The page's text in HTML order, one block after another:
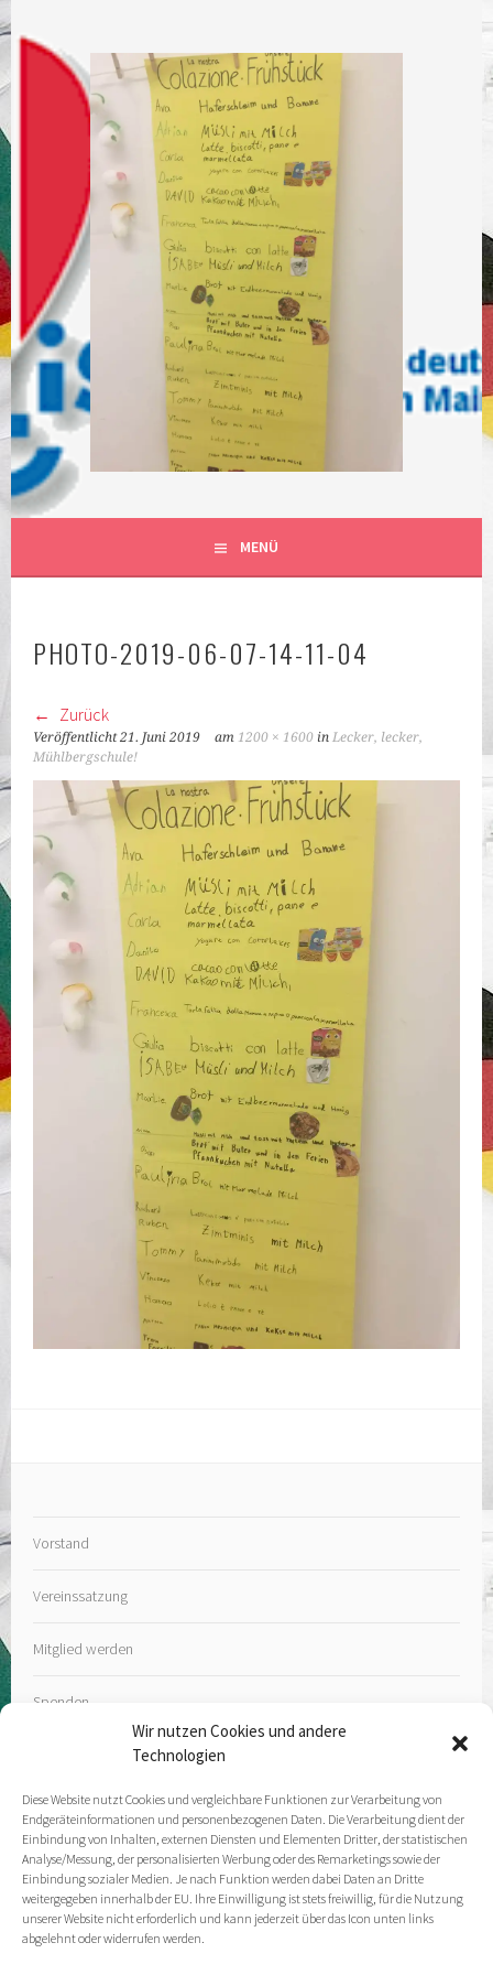
Wir nutzen Cookies und andere
Technologien
Diese Website nutzt Cookies und vergleichbare Funktionen zur Verarbeitung von
Endgeräteinformationen und personenbezogenen Daten. Die Verarbeitung dient der
Einbindung von Inhalten, externen Diensten und Elementen Dritter, der statistischen
Analyse/Messung, der personalisierten Werbung oder des Remarketings sowie der
Einbindung sozialer Medien. Je nach Funktion werden dabei Daten an Dritte
weitergegeben innerhalb der EU. Ihre Einwilligung ist stets freiwillig, für die Nutzung
unserer Website nicht erforderlich und kann jederzeit über das Icon unten links
abgelehnt oder widerrufen werden.
zum
BILIS FRANKFURT AM MAIN
DEUTSCH-ITALIENISCHE
KLASSEN
SCHULKLASSEN IN FRANKFURT AM MAIN DEUTSCHLAND
MENÜ
PHOTO-2019-06-07-14-11-04
Zurück
Veröffentlicht21. Juni 2019 am 1200 × 1600 inLecker, lecker,
Mühlbergschule!
Vorstand
Vereinssatzung
Mitglied werden
Spenden
Kontakt
Impressum
Datenschutz­erklärung